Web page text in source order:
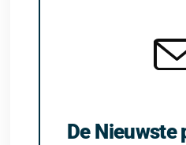
De Nieuwste